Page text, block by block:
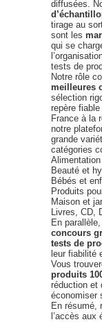
diffusées.
tirage au
sont les
qui se
tests de
Notre rôle
meilleures
sélection
repère
France à la
notre
grande
catégories
Alimentation
Beauté et
Bébés et
Produits
Maison et
Livres, CD,
En
concours
tests de
leur fiabilité
Vous
produits
réduction et
économiser
En résumé,
l’accès aux